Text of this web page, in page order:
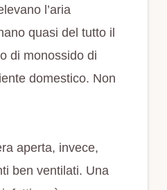
l’aria
quasi del tutto il
di monossido di
domestico. Non
aperta, invece,
ben ventilati. Una